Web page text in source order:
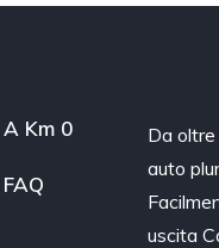
A Km 0
FAQ
Da
auto
uscita